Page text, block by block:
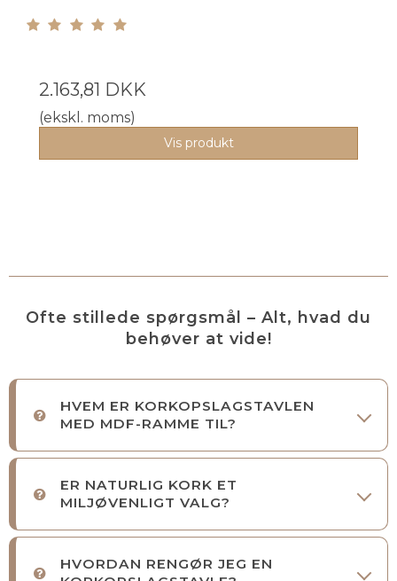
2.163,81 DKK
(ekskl. moms)
Vis produkt
Ofte stillede spørgsmål – Alt, hvad du
behøver at vide!
HVEM ER KORKOPSLAGSTAVLEN
MED MDF-RAMME TIL?
ER NATURLIG KORK ET
MILJØVENLIGT VALG?
HVORDAN RENGØR JEG EN